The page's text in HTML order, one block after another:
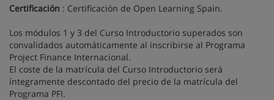
Certificación : Certificación de Open Learning Spain.
Los módulos 1 y 3 del Curso Introductorio superados son
convalidados automáticamente al inscribirse al Programa
Project Finance Internacional.
El coste de la matrícula del Curso Introductorio será
íntegramente descontado del precio de la matrícula del
Programa PFI.